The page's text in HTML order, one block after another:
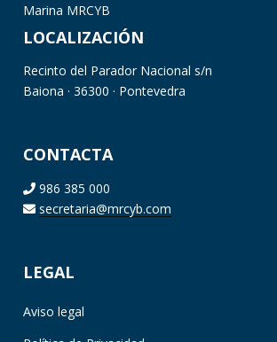
Marina MRCYB
LOCALIZACIÓN
Recinto del Parador Nacional s/n
Baiona · 36300 · Pontevedra
CONTACTA
986 385 000
secretaria@mrcyb.com
LEGAL
Aviso legal